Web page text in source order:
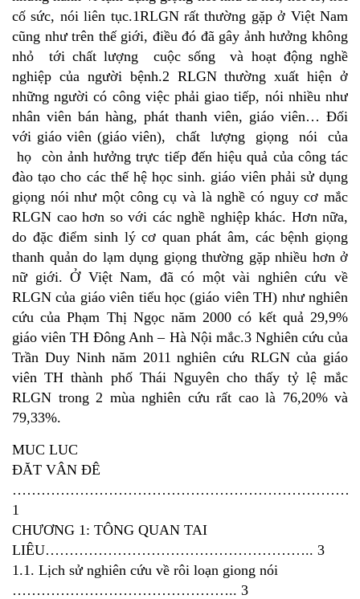
cố sức, nói liên tục.1RLGN rất thường gặp ở Việt Nam
cũng như trên thế giới, điều đó đã gây ảnh hưởng không
nhỏ tới chất lượng cuộc sống và hoạt động nghề
nghiệp của người bệnh.2 RLGN thường xuất hiện ở
những người có công việc phải giao tiếp, nói nhiều như
nhân viên bán hàng, phát thanh viên, giáo viên… Đối
với giáo viên (giáo viên), chất lượng giọng nói của
họ còn ảnh hưởng trực tiếp đến hiệu quả của công tác
đào tạo cho các thế hệ học sinh. giáo viên phải sử dụng
giọng nói như một công cụ và là nghề có nguy cơ mắc
RLGN cao hơn so với các nghề nghiệp khác. Hơn nữa,
do đặc điểm sinh lý cơ quan phát âm, các bệnh giọng
thanh quản do lạm dụng giọng thường gặp nhiều hơn ở
nữ giới. Ở Việt Nam, đã có một vài nghiên cứu về
RLGN của giáo viên tiểu học (giáo viên TH) như nghiên
cứu của Phạm Thị Ngọc năm 2000 có kết quả 29,9%
giáo viên TH Đông Anh – Hà Nội mắc.3 Nghiên cứu của
Trần Duy Ninh năm 2011 nghiên cứu RLGN của giáo
viên TH thành phố Thái Nguyên cho thấy tỷ lệ mắc
RLGN trong 2 mùa nghiên cứu rất cao là 76,20% và
79,33%.
MUC LUC
ĐĂT VÂN ĐÊ
1
CHƯƠNG 1: TÔNG QUAN TAI
LIÊU……………………………………………….. 3
1.1. Lịch sử nghiên cứu về rôi loạn giong nói
……………………………………….. 3